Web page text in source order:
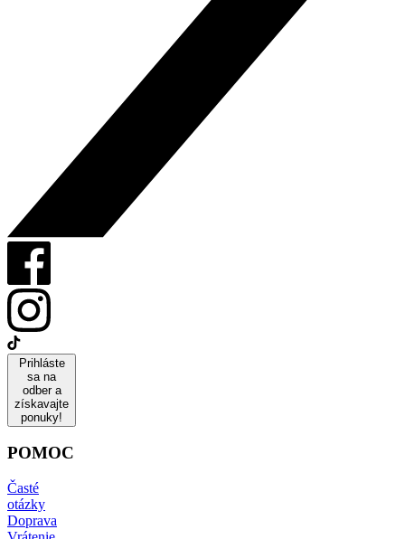
Prihláste
sa na
odber a
získavajte
ponuky!
POMOC
Časté
otázky
Doprava